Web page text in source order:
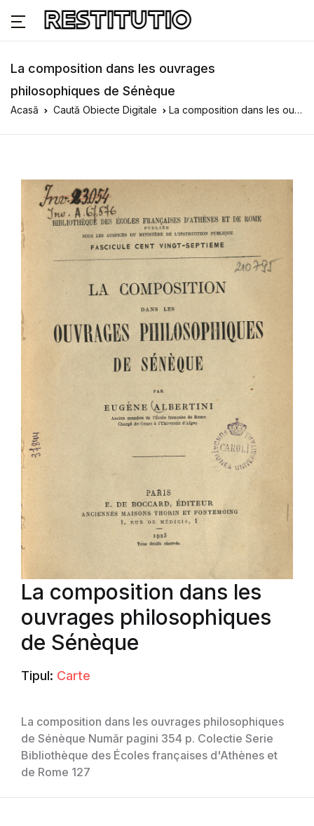
La composition dans les ouvrages
philosophiques de Sénèque
Acasă Caută Obiecte Digitale La composition dans les ouvrages philosophiques de Sénèque
La composition dans les
ouvrages philosophiques
de Sénèque
Tipul: Carte
La composition dans les ouvrages philosophiques
de Sénèque Număr pagini 354 p. Colectie Serie
Bibliothèque des Écoles françaises d'Athènes et
de Rome 127